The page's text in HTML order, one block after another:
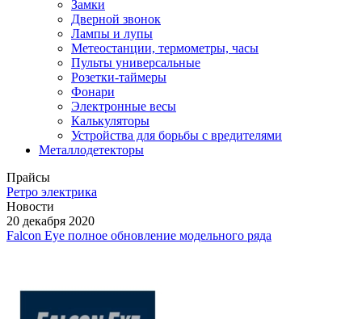
Замки
Дверной звонок
Лампы и лупы
Метеостанции, термометры, часы
Пульты универсальные
Розетки-таймеры
Фонари
Электронные весы
Калькуляторы
Устройства для борьбы с вредителями
Металлодетекторы
Прайсы
Ретро электрика
Новости
20 декабря 2020
Falcon Eye полное обновление модельного ряда